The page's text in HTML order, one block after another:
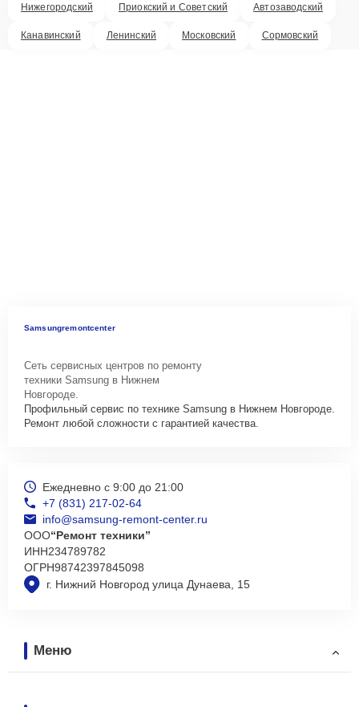
Нижегородский Приокский и Советский Автозаводский
Канавинский Ленинский Московский Сормовский
Samsungremontcenter
Сеть сервисных центров по ремонту
техники Samsung в Нижнем
Новгороде.
Профильный сервис по технике Samsung в Нижнем Новгороде.
Ремонт любой сложности с гарантией качества.
г. Нижний Новгород улица Дунаева, 15
Ежедневно с 9:00 до 21:00
+7 (831) 217-02-64
info@samsung-remont-center.ru
ООО“Ремонт техники”
ИНН234789782
ОГРН98742397845098
Меню